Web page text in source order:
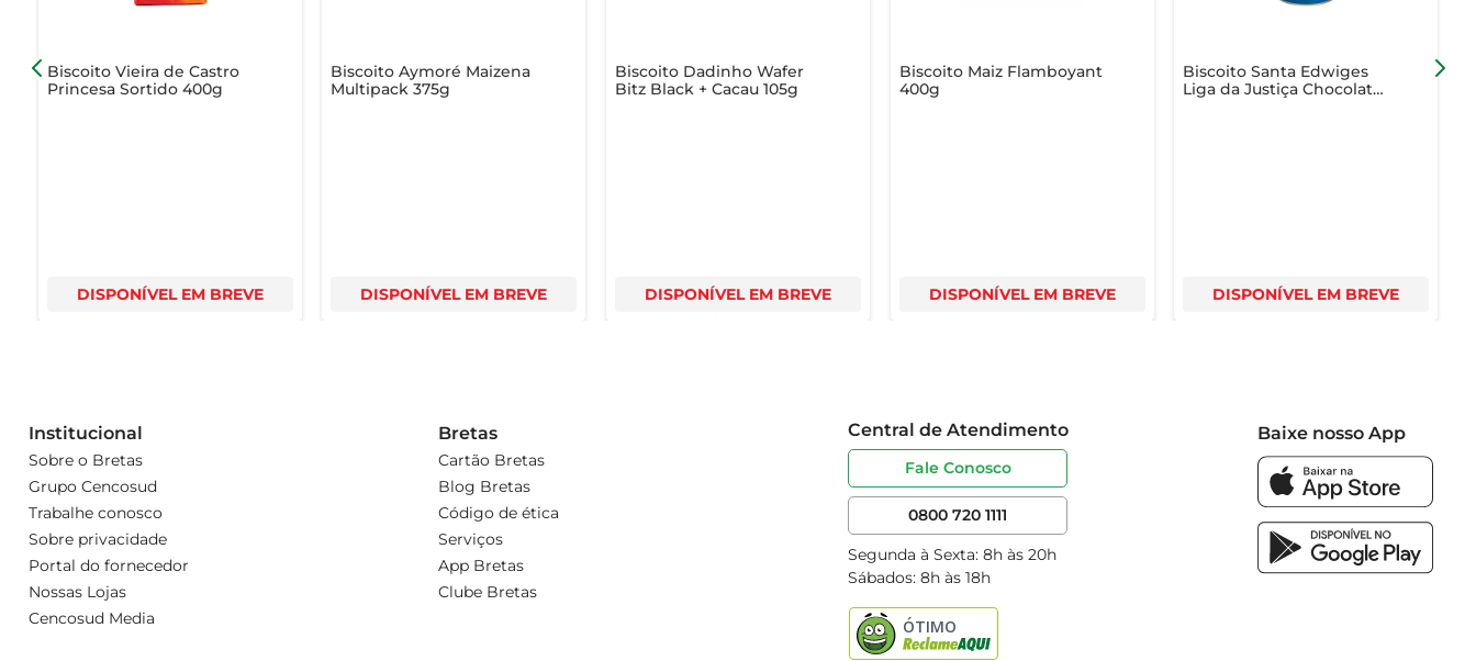
Biscoito Vieira de Castro
Princesa Sortido 400g
DISPONÍVEL EM BREVE
Biscoito Aymoré Maizena
Multipack 375g
DISPONÍVEL EM BREVE
Biscoito Dadinho Wafer
Bitz Black + Cacau 105g
DISPONÍVEL EM BREVE
Biscoito Maiz Flamboyant
400g
DISPONÍVEL EM BREVE
Biscoito Santa Edwiges
Liga da Justiça Chocolate
DISPONÍVEL EM BREVE
Institucional
Sobre o Bretas
Grupo Cencosud
Trabalhe conosco
Sobre privacidade
Portal do fornecedor
Nossas Lojas
Cencosud Media
Bretas
Cartão Bretas
Blog Bretas
Código de ética
Serviços
App Bretas
Clube Bretas
Central de Atendimento
Fale Conosco
0800 720 1111
Segunda à Sexta: 8h às 20h
Sábados: 8h às 18h
Baixe nosso App